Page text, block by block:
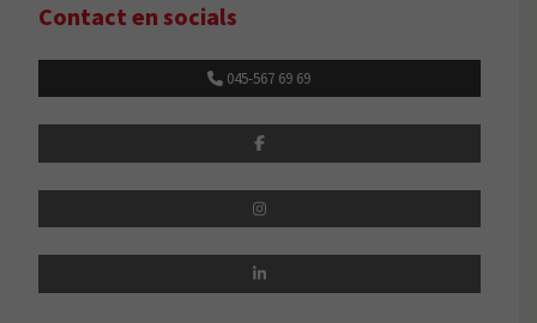
Contact en socials
045-567 69 69